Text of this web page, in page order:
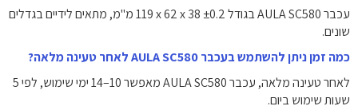
עכבר AULA SC580 בגודל ‎119 x 62 x 38 ±0.2 מ"מ, מתאים לידיים בגדלים
שונים.
כמה זמן ניתן להשתמש בעכבר AULA SC580 לאחר טעינה מלאה?
לאחר טעינה מלאה, עכבר AULA SC580 מאפשר 10–14 ימי שימוש, לפי 5
שעות שימוש ביום.